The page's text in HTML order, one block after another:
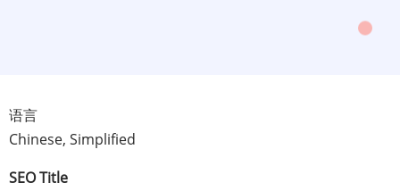
语言
Chinese, Simplified
SEO Title